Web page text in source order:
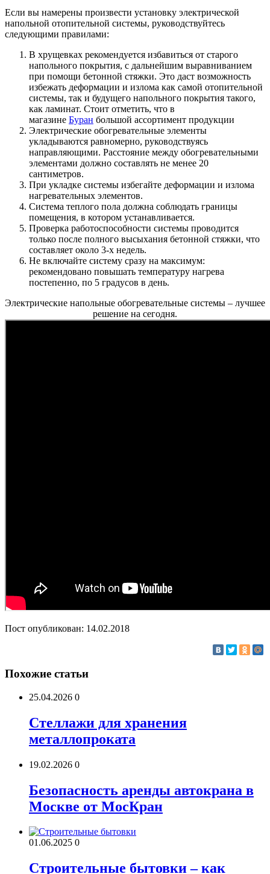
Если вы намерены произвести установку электрической
напольной отопительной системы, руководствуйтесь
следующими правилами:
В хрущевках рекомендуется избавиться от старого
напольного покрытия, с дальнейшим выравниванием
при помощи бетонной стяжки. Это даст возможность
избежать деформации и излома как самой отопительной
системы, так и будущего напольного покрытия такого,
как ламинат. Стоит отметить, что в
магазине Буран большой ассортимент продукции
Электрические обогревательные элементы
укладываются равномерно, руководствуясь
направляющими. Расстояние между обогревательными
элементами должно составлять не менее 20
сантиметров.
При укладке системы избегайте деформации и излома
нагревательных элементов.
Система теплого пола должна соблюдать границы
помещения, в котором устанавливается.
Проверка работоспособности системы проводится
только после полного высыхания бетонной стяжки, что
составляет около 3-х недель.
Не включайте систему сразу на максимум:
рекомендовано повышать температуру нагрева
постепенно, по 5 градусов в день.
Электрические напольные обогревательные системы – лучшее
решение на сегодня.
Пост опубликован: 14.02.2018
Похожие статьи
25.04.2026 0
Стеллажи для хранения
металлопроката
19.02.2026 0
Безопасность аренды автокрана в
Москве от МосКран
01.06.2025 0
Строительные бытовки – как